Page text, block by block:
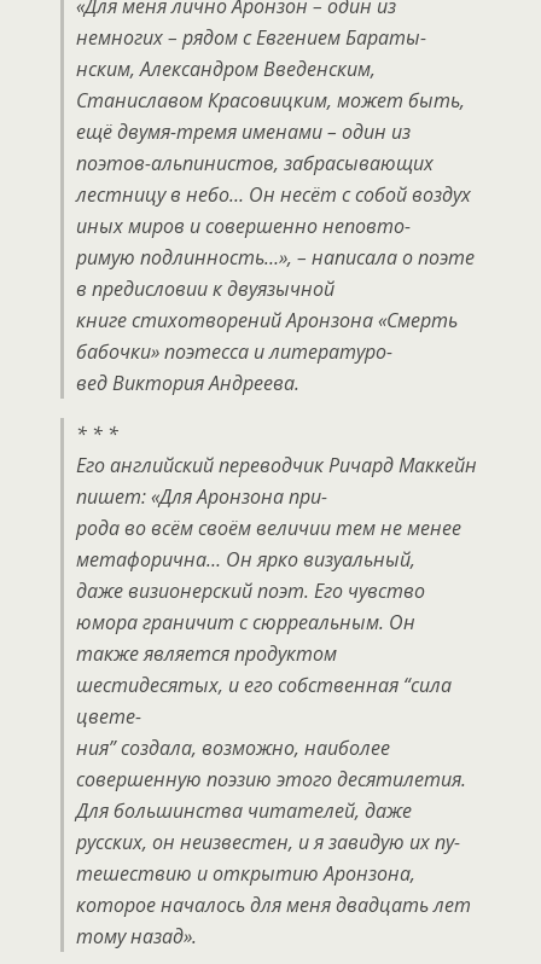
«Для меня лично Аронзон – один из
немногих – рядом с Евгением Бараты-
нским, Александром Введенским,
Станиславом Красовицким, может быть,
ещё двумя-тремя именами – один из
поэтов-альпинистов, забрасывающих
лестницу в небо… Он несёт с собой воздух
иных миров и совершенно неповто-
римую подлинность…», – написала о поэте
в предисловии к двуязычной
книге стихотворений Аронзона «Смерть
бабочки» поэтесса и литературо-
вед Виктория Андреева.
* * *
Его английский переводчик Ричард Маккейн
пишет: «Для Аронзона при-
рода во всём своём величии тем не менее
метафорична… Он ярко визуальный,
даже визионерский поэт. Его чувство
юмора граничит с сюрреальным. Он
также является продуктом
шестидесятых, и его собственная “сила
цвете-
ния” создала, возможно, наиболее
совершенную поэзию этого десятилетия.
Для большинства читателей, даже
русских, он неизвестен, и я завидую их пу-
тешествию и открытию Аронзона,
которое началось для меня двадцать лет
тому назад».